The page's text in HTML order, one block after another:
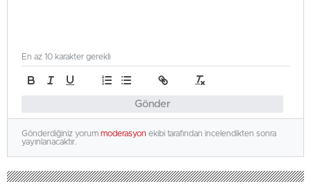
Gönder
En az 10 karakter gerekli
Gönderdiğiniz yorum moderasyon ekibi tarafından incelendikten sonra
yayınlanacaktır.